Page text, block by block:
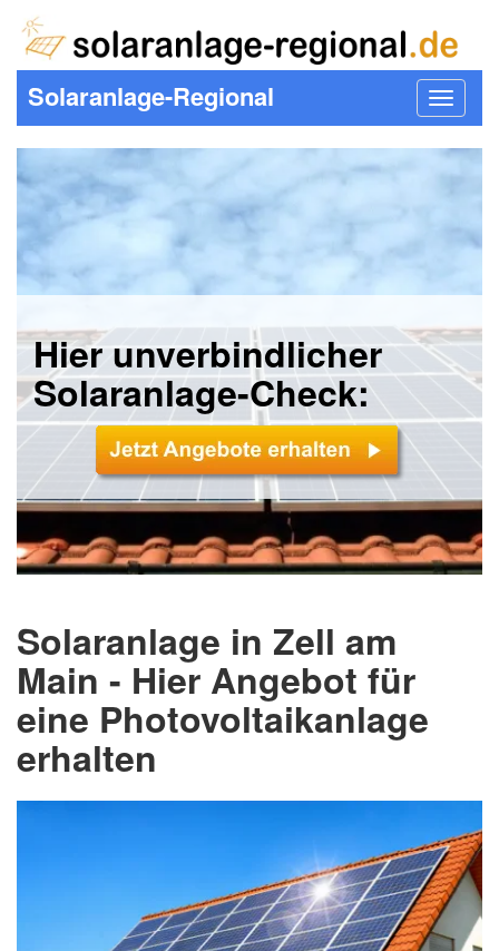
Toggle
Solaranlage-Regional
Hier unverbindlicher
Solaranlage-Check:
Solaranlage in Zell am
Main - Hier Angebot für
eine Photovoltaikanlage
erhalten